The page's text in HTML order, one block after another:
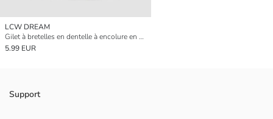
LCW DREAM
Gilet à bretelles en dentelle à encolure en V pour femme
5.99 EUR
Support